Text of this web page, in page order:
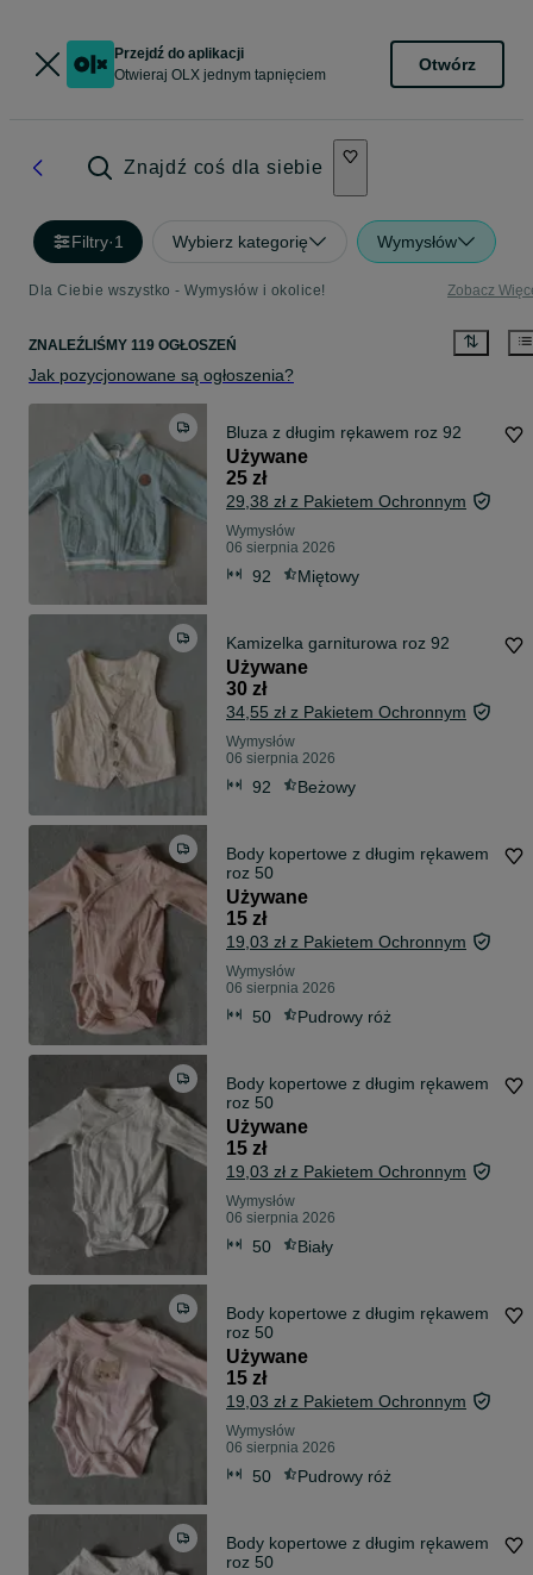
Przejdź do aplikacji
Otwieraj OLX jednym tapnięciem
Otwórz
Znajdź coś dla siebie
Filtry·1 Wybierz kategorię Wymysłów
Dla Ciebie wszystko - Wymysłów i okolice! Zobacz
ZNALEŹLIŚMY 119 OGŁOSZEŃ
Jak pozycjonowane są ogłoszenia?
Bluza z długim rękawem roz 92
Używane
25 zł
29,38 zł z Pakietem Ochronnym
Wymysłów
06 sierpnia 2026
92 Miętowy
Kamizelka garniturowa roz 92
Używane
30 zł
34,55 zł z Pakietem Ochronnym
Wymysłów
06 sierpnia 2026
92 Beżowy
Body kopertowe z długim rękawem
roz 50
Używane
15 zł
19,03 zł z Pakietem Ochronnym
Wymysłów
06 sierpnia 2026
50 Pudrowy róż
Body kopertowe z długim rękawem
roz 50
Używane
15 zł
19,03 zł z Pakietem Ochronnym
Wymysłów
06 sierpnia 2026
50 Biały
Body kopertowe z długim rękawem
roz 50
Używane
15 zł
19,03 zł z Pakietem Ochronnym
Wymysłów
06 sierpnia 2026
50 Pudrowy róż
Body kopertowe z długim rękawem
roz 50